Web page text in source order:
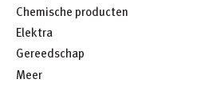
Chemische producten
Elektra
Gereedschap
Meer